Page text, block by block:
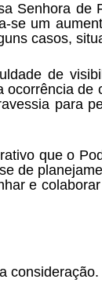
Senhora de
se um
casos,
de
para
que o
de
e
consideração.